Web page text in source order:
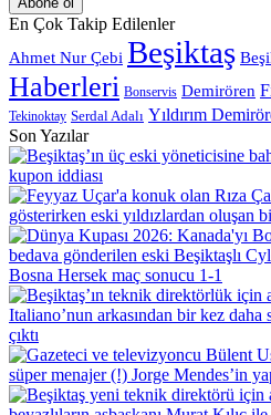
adresinizi
giriniz
En Çok Takip Edilenler
Ahmet Nur Çebi Beşiktaş
Haberleri Bonservis Demirören
Tekinoktay Serdal Adalı Yıldırım
Son Yazılar